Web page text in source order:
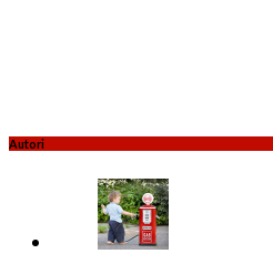
Autori